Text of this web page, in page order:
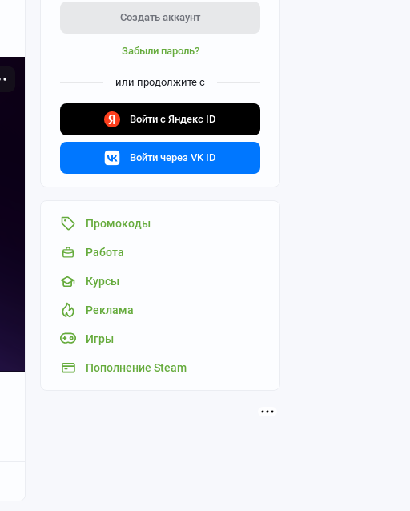
Создать аккаунт
Забыли пароль?
или продолжите с
Войти с Яндекс ID
Войти через VK ID
Промокоды
Работа
Курсы
Реклама
Игры
Пополнение Steam